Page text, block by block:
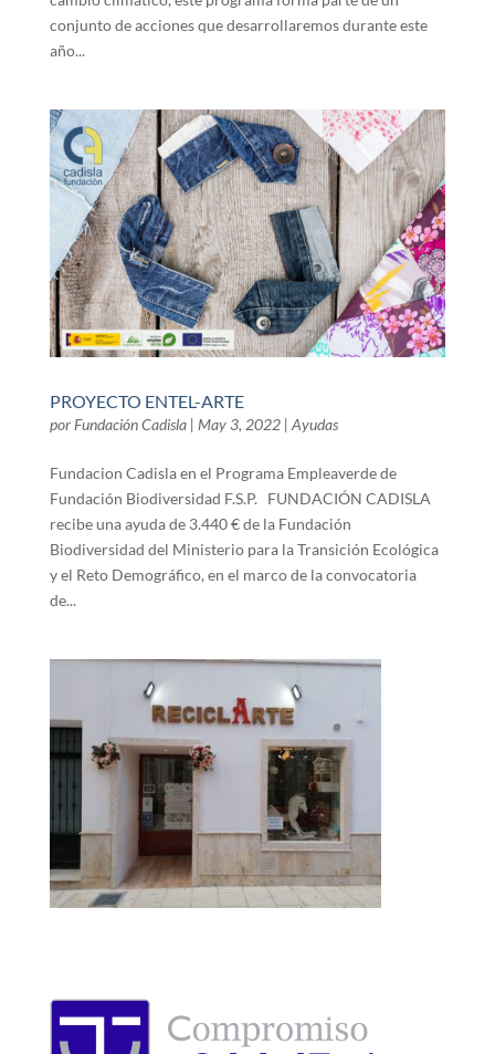
conjunto de acciones que desarrollaremos durante este
año...
PROYECTO ENTEL-ARTE
por Fundación Cadisla| May 3, 2022| Ayudas
Fundacion Cadisla en el Programa Empleaverde de
Fundación Biodiversidad F.S.P. FUNDACIÓN CADISLA
recibe una ayuda de 3.440 € de la Fundación
Biodiversidad del Ministerio para la Transición Ecológica
y el Reto Demográfico, en el marco de la convocatoria
de...